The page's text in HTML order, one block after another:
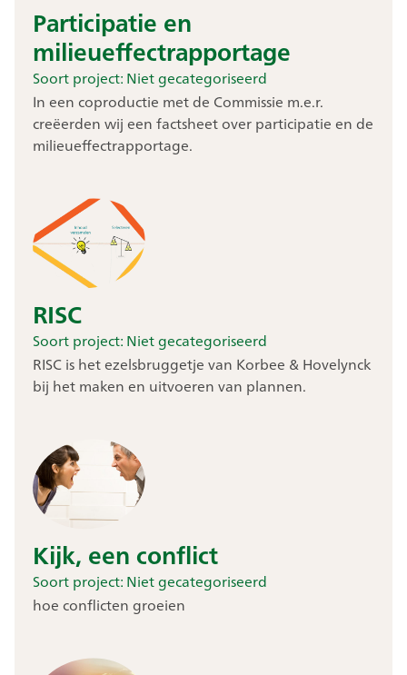
Participatie en
milieueffectrapportage
Soort project:Niet gecategoriseerd
In een coproductie met de Commissie m.e.r.
creëerden wij een factsheet over participatie en de
milieueffectrapportage.
RISC
Soort project:Niet gecategoriseerd
RISC is het ezelsbruggetje van Korbee & Hovelynck
bij het maken en uitvoeren van plannen.
Kijk, een conflict
Soort project:Niet gecategoriseerd
hoe conflicten groeien